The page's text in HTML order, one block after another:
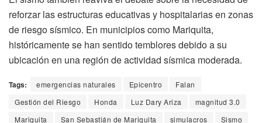
reforzar las estructuras educativas y hospitalarias en zonas
de riesgo sísmico. En municipios como Mariquita,
históricamente se han sentido temblores debido a su
ubicación en una región de actividad sísmica moderada.
Tags: emergencias naturales Epicentro
Falan
Gestión del Riesgo
Honda Luz Dary Ariza
magnitud 3.0
Mariquita
San Sebastián de Mariquita simulacros Sismo